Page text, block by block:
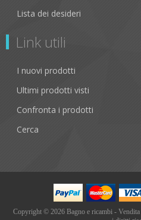
Lista dei desideri
Link utili
I nuovi prodotti
Ultimi prodotti visti
Confronta i prodotti
Cerca
Copyright © 2026 Bagno e ricambi -